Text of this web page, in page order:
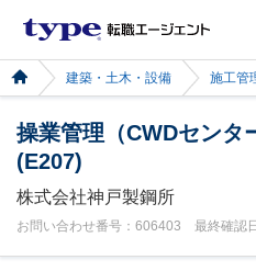
建築・土木・設備 施工管
操業管理（CWDセンタ
(E207)
株式会社神戸製鋼所
お問い合わせ番号：606403 最終確認